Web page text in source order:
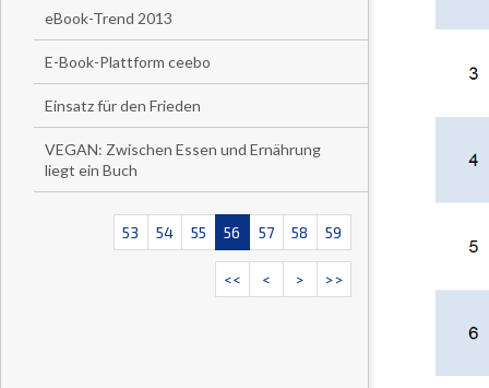
eBook-Trend 2013
E-Book-Plattform ceebo
Einsatz für den Frieden
VEGAN: Zwischen Essen und Ernährung
liegt ein Buch
53 54 55 56 57 58 59
<< < > >>